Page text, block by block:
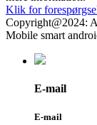
Klik for
Copyright@2024:
Mobile smart
E-mail
E-mail